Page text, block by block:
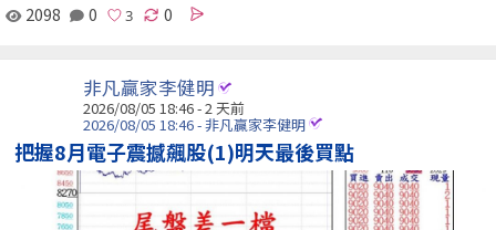
2098 0 0
非凡贏家李健明
2026/08/05 18:46 - 2 天前
2026/08/05 18:46 - 非凡贏家李健明
把握8月電子震撼飆股(1)明天最後買點